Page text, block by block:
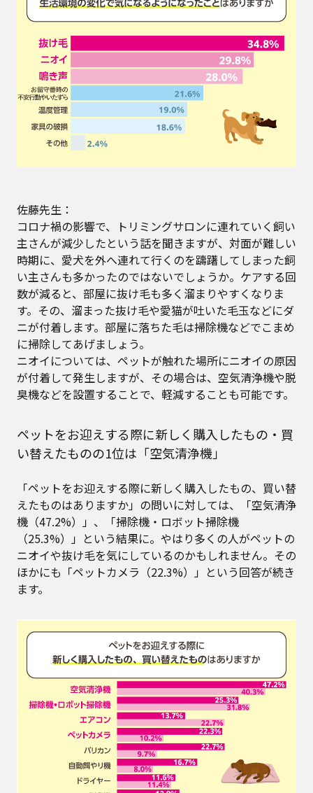
佐藤先生：
コロナ禍の影響で、トリミングサロンに連れていく飼い
主さんが減少したという話を聞きますが、対面が難しい
時期に、愛犬を外へ連れて行くのを躊躇してしまった飼
い主さんも多かったのではないでしょうか。ケアする回
数が減ると、部屋に抜け毛も多く溜まりやすくなりま
す。その、溜まった抜け毛や愛猫が吐いた毛玉などにダ
ニが付着します。部屋に落ちた毛は掃除機などでこまめ
に掃除してあげましょう。
ニオイについては、ペットが触れた場所にニオイの原因
が付着して発生しますが、その場合は、空気清浄機や脱
臭機などを設置することで、軽減することも可能です。
ペットをお迎えする際に新しく購入したもの・買
い替えたものの1位は「空気清浄機」
「ペットをお迎えする際に新しく購入したもの、買い替
えたものはありますか」の問いに対しては、「空気清浄
機（47.2%）」、「掃除機・ロボット掃除機
（25.3%）」という結果に。やはり多くの人がペットの
ニオイや抜け毛を気にしているのかもしれません。その
ほかにも「ペットカメラ（22.3%）」という回答が続き
ます。